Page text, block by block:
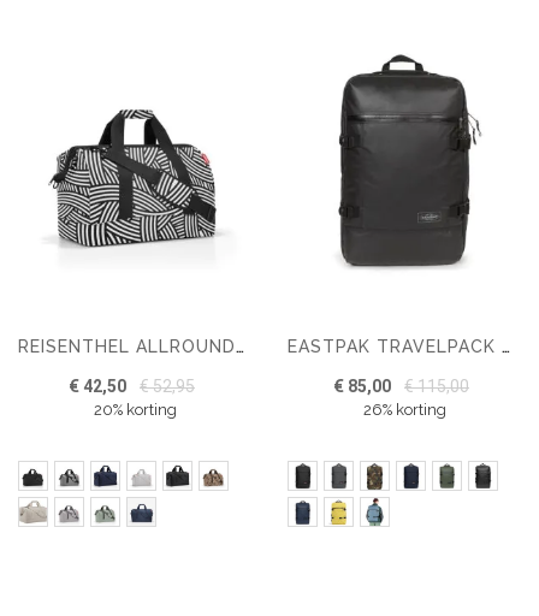
REISENTHEL ALLROUNDER L WEEKENDTAS
€ 42,50 € 52,95
20% korting
EASTPAK TRAVELPACK REISTAS
€ 85,00 € 115,00
26% korting